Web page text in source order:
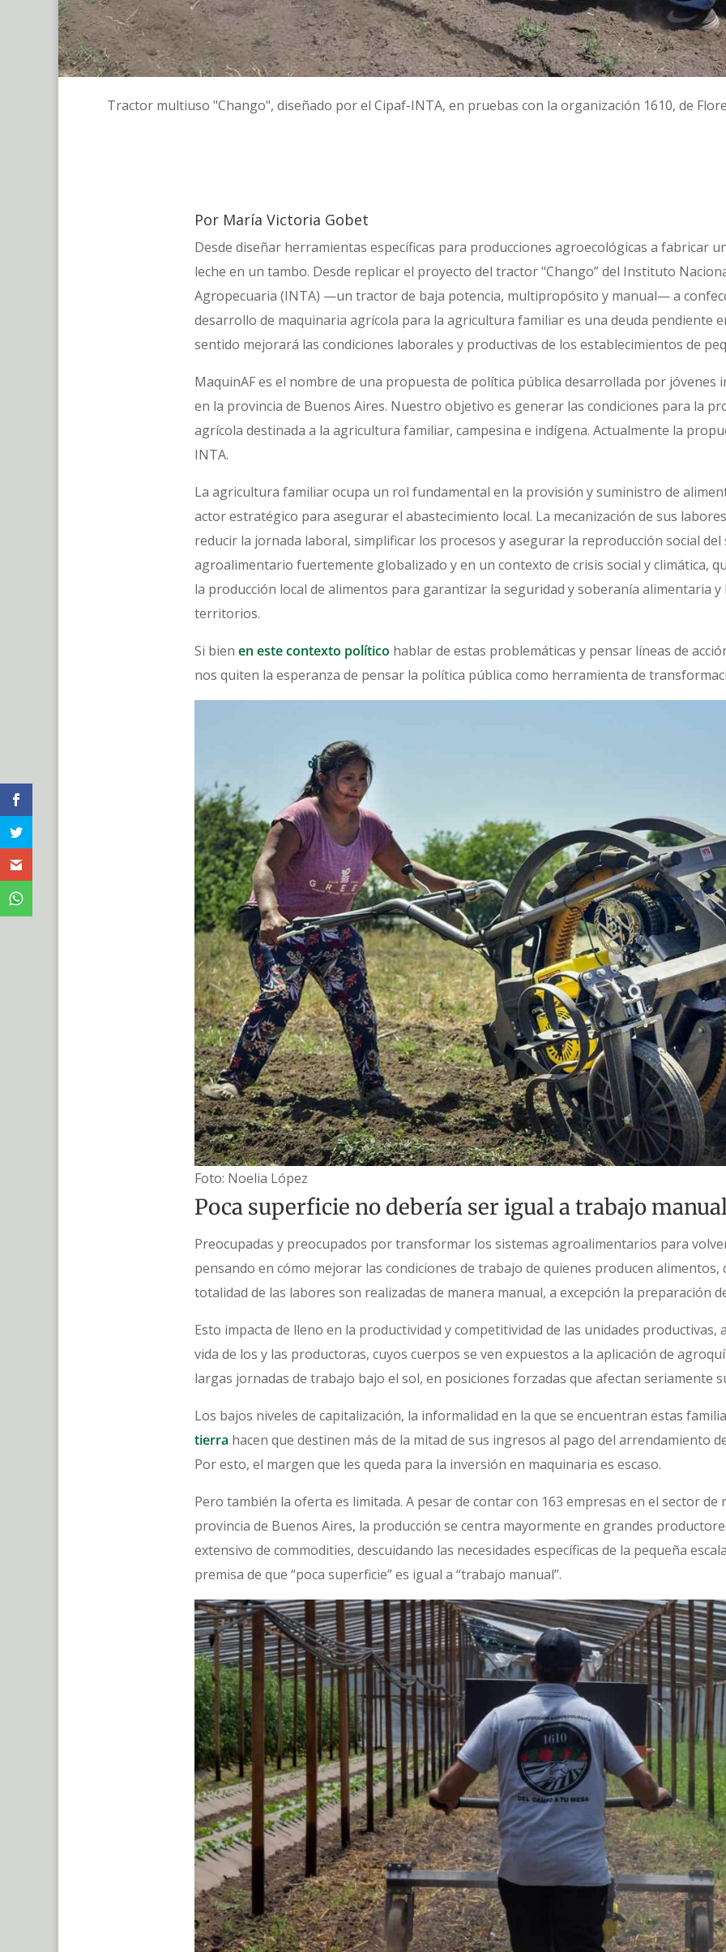
Tractor multiuso "Chango", diseñado por el Cipaf-INTA, en pruebas con la organización 1610, de
Por María Victoria Gobet
Desde diseñar herramientas específicas para producciones agroecológicas a fabricar
leche en un tambo. Desde replicar el proyecto del tractor "Chango” del Instituto
Agropecuaria (INTA) —un tractor de baja potencia, multipropósito y manual— a
desarrollo de maquinaria agrícola para la agricultura familiar es una deuda pendiente
sentido mejorará las condiciones laborales y productivas de los establecimientos de
MaquinAF es el nombre de una propuesta de política pública desarrollada por jóvenes
en la provincia de Buenos Aires. Nuestro objetivo es generar las condiciones para la
agrícola destinada a la agricultura familiar, campesina e indígena. Actualmente la
INTA.
La agricultura familiar ocupa un rol fundamental en la provisión y suministro de
actor estratégico para asegurar el abastecimiento local. La mecanización de sus
reducir la jornada laboral, simplificar los procesos y asegurar la reproducción social
agroalimentario fuertemente globalizado y en un contexto de crisis social y climática,
la producción local de alimentos para garantizar la seguridad y soberanía alimentaria
territorios.
Si bien en este contexto político hablar de estas problemáticas y pensar líneas de
nos quiten la esperanza de pensar la política pública como herramienta de
Foto: Noelia López
Poca superficie no debería ser igual a trabajo
Preocupadas y preocupados por transformar los sistemas agroalimentarios para
pensando en cómo mejorar las condiciones de trabajo de quienes producen alimentos,
totalidad de las labores son realizadas de manera manual, a excepción la preparación
Esto impacta de lleno en la productividad y competitividad de las unidades productivas,
vida de los y las productoras, cuyos cuerpos se ven expuestos a la aplicación de
largas jornadas de trabajo bajo el sol, en posiciones forzadas que afectan seriamente
Los bajos niveles de capitalización, la informalidad en la que se encuentran estas
tierra hacen que destinen más de la mitad de sus ingresos al pago del arrendamiento
Por esto, el margen que les queda para la inversión en maquinaria es escaso.
Pero también la oferta es limitada. A pesar de contar con 163 empresas en el sector de
provincia de Buenos Aires, la producción se centra mayormente en grandes
extensivo de commodities, descuidando las necesidades específicas de la pequeña
premisa de que “poca superficie” es igual a “trabajo manual”.